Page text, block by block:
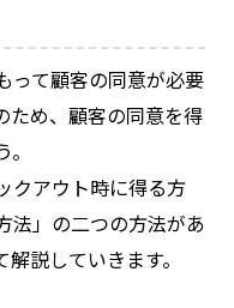
って顧客の同意が必要
ため、顧客の同意を得
クアウト時に得る方
法」の二つの方法があ
説していきます。